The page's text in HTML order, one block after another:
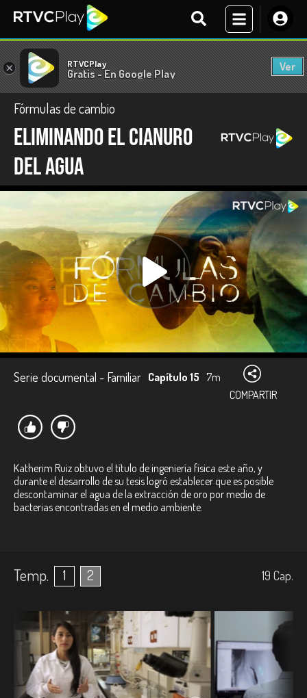
× RTVCPlay
Gratis - En Google Play
Ver
Fórmulas de cambio
Eliminando el cianuro
del agua
Serie documental - Familiar Capítulo 15 7m
COMPARTIR
Katherim Ruiz obtuvo el título de ingeniería física este año, y
durante el desarrollo de su tesis logró establecer que es posible
descontaminar el agua de la extracción de oro por medio de
bacterias encontradas en el medio ambiente.
Temp. 1 2 19 Cap.